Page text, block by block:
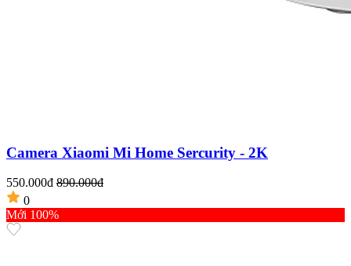
Camera Xiaomi Mi Home Sercurity - 2K
550.000đ 890.000đ
0
Mới 100%